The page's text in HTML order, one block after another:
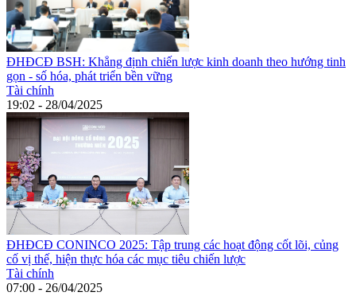
ĐHĐCĐ BSH: Khẳng định chiến lược kinh doanh theo hướng tinh
gọn - số hóa, phát triển bền vững
Tài chính
19:02 - 28/04/2025
ĐHĐCĐ CONINCO 2025: Tập trung các hoạt động cốt lõi, củng
cố vị thế, hiện thực hóa các mục tiêu chiến lược
Tài chính
07:00 - 26/04/2025